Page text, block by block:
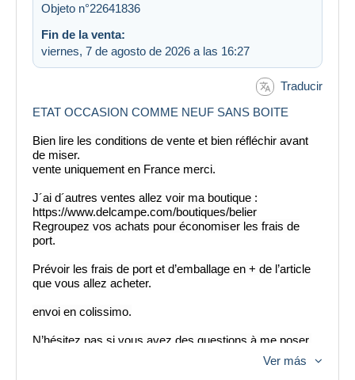
Objeto n°22641836
Fin de la venta:
viernes, 7 de agosto de 2026 a las 16:27
Traducir
ETAT OCCASION COMME NEUF SANS BOITE
Bien lire les conditions de vente et bien réfléchir avant
de miser.
vente uniquement en France merci.
J´ai d´autres ventes allez voir ma boutique :
https://www.delcampe.com/boutiques/belier
Regroupez vos achats pour économiser les frais de
port.
Prévoir les frais de port et d’emballage en + de l’article
que vous allez acheter.
envoi en colissimo.
N’hésitez pas si vous avez des questions à me poser.
Envoi sous 4 jours au delà de se délai je préviens
Ver más